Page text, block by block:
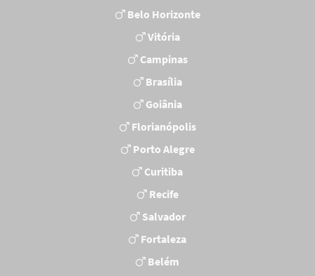
Belo Horizonte
Vitória
Campinas
Brasília
Goiânia
Florianópolis
Porto Alegre
Curitiba
Recife
Salvador
Fortaleza
Belém